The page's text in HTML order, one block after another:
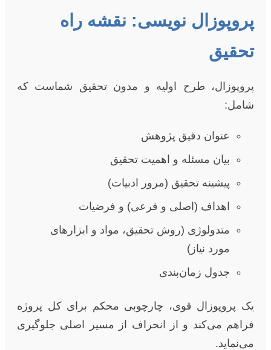
پروپوزال نویسی: نقشه راه
تحقیق
پروپوزال، طرح اولیه و مدون تحقیق شماست که
شامل:
عنوان دقیق پژوهش
بیان مسئله و اهمیت تحقیق
پیشینه تحقیق (مرور ادبیات)
اهداف (اصلی و فرعی) و فرضیات
متدولوژی (روش تحقیق، مواد و ابزارهای
مورد نیاز)
جدول زمان‌بندی
یک پروپوزال قوی، چارچوبی محکم برای کل پروژه
فراهم می‌کند و از انحراف از مسیر اصلی جلوگیری
می‌نماید.